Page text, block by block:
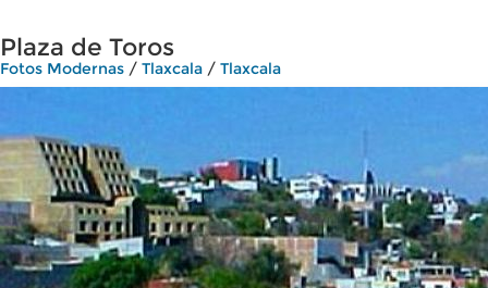
Plaza de Toros
Fotos Modernas / Tlaxcala / Tlaxcala